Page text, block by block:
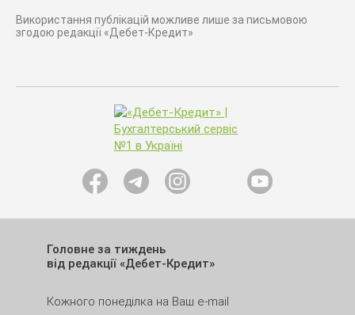
Використання публікацій можливе лише за письмовою
згодою редакції «Дебет-Кредит»
Головне за тиждень
від редакції «Дебет-Кредит»
Кожного понеділка на Ваш e-mail